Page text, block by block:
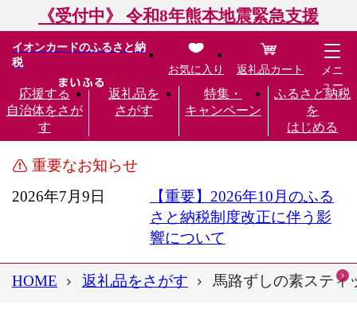
《受付中》 令和8年熊本地震緊急支援
イオンカードのふるさと納
税
応援する
自治体をさが
す
返礼品を
さがす
特集・
キャンペーン
ふるさと納税
を
はじめる
お気に入り 返礼品カート
メニ
ュー
重要なお知らせ
2026年7月9日
【重要】2026年10月のふる
さと納税制度改正に伴う影
響について
HOME 返礼品をさがす 馬路ずしの素スティ